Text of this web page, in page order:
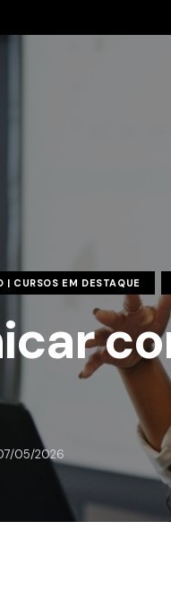
| CURSOS EM DESTAQUE
05/2026